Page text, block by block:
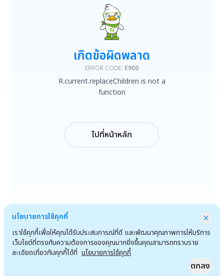
R.current.replaceChildren is not a function
เกิดข้อผิดพลาด
ERROR CODE: E900
R.current.replaceChildren is not a
function
ไปที่หน้าหลัก
นโยบายการใช้คุกกี้
เราใช้คุกกี้เพื่อให้คุณได้รับประสบการณ์ที่ดี และพัฒนาคุณภาพการให้บริการ
เว็บไซต์ที่ตรงกับความต้องการของคุณมากยิ่งขึ้นคุณสามารถทราบราย
ละเอียดเกี่ยวกับคุกกี้ได้ที่ นโยบายการใช้คุกกี้
ตกลง